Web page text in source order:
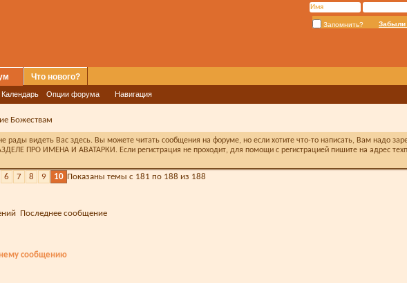
Запомнить? Забыли
Календарь Опции форума Навигация
Что нового?
Божествам
видеть Вас здесь. Вы можете читать сообщения на форуме, но если хотите что-то написать, Вам надо
ПРО ИМЕНА И АВАТАРКИ. Если регистрация не проходит, для помощи с регистрацией пишите на адрес
6 7 8 9 10 Показаны темы с 181 по 188 из 188
Последнее сообщение